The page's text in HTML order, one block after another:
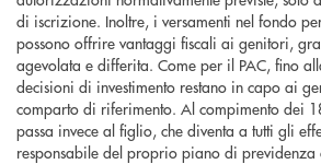
di iscrizione. Inoltre, i versamenti nel fondo
possono offrire vantaggi fiscali ai genitori,
agevolata e differita. Come per il PAC, fino
decisioni di investimento restano in capo ai
comparto di riferimento. Al compimento dei
passa invece al figlio, che diventa a tutti gli
responsabile del proprio piano di previdenza